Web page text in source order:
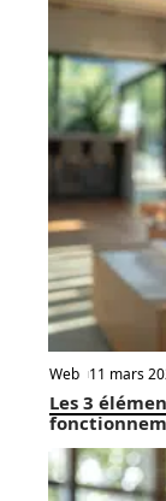
Web 11 mars
Les 3